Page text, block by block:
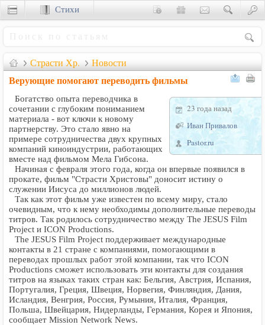
Страсти Хр. Новости
Верующие помогают переводить фильмы
23 года назад
Иван Привалов
Pastor.ru
Богатство опыта переводчика в
сочетании с глубоким пониманием
материала - вот ключи к новому
партнерству. Это стало явно на
примере сотрудничества двух крупных
компаний киноиндустрии, работающих
вместе над фильмом Мела Гибсона.
Начиная с февраля этого года, когда он впервые появился в
прокате, фильм "Страсти Христовы" доносит истину о
служении Иисуса до миллионов людей.
Так как этот фильм уже известен по всему миру, стало
очевидным, что к нему необходимы дополнительные переводы
титров. Так родилось сотрудничество между The JESUS Film
Project и ICON Productions.
The JESUS Film Project поддерживает международные
контакты в 21 стране с компаниями, помогающими в
переводах прошлых работ этой компании, так что ICON
Productions сможет использовать эти контакты для создания
титров на языках таких стран как: Бельгия, Австрия, Испания,
Португалия, Греция, Швеция, Норвегия, Финляндия, Дания,
Исландия, Венгрия, Россия, Румыния, Италия, Франция,
Польша, Швейцария, Нидерланды, Германия, Корея и Япония,
сообщает Mission Network News.
Стихи